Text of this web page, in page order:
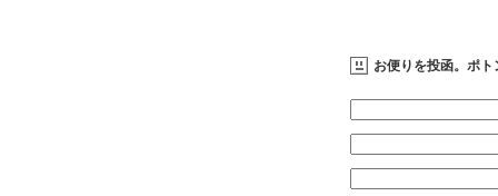
お便りを投函。ポト